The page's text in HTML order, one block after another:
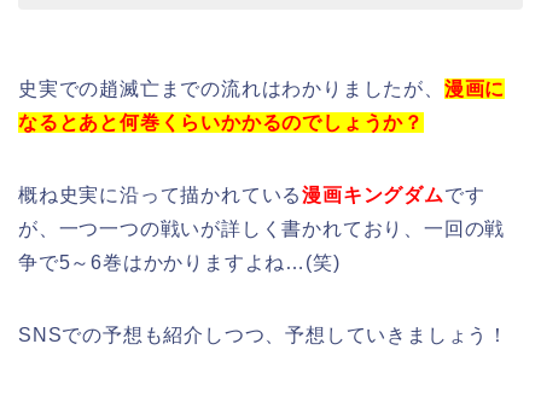
史実での趙滅亡までの流れはわかりましたが、 漫画に
なるとあと何巻くらいかかるのでしょうか？
概ね史実に沿って描かれている漫画キングダムです
が、一つ一つの戦いが詳しく書かれており、一回の戦
争で5～6巻はかかりますよね…(笑)
SNSでの予想も紹介しつつ、予想していきましょう！